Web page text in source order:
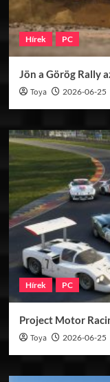
Hírek PC
Jön a Görög Rally
Toya 2026-06-25
Hírek PC
Project Motor
Toya 2026-06-25